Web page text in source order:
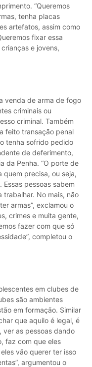
“Queremos
tenha placas
artefatos, assim como
fixar essa
e jovens,
venda de arma de fogo
criminais ou
criminal. Também
feito transação penal
tenha sofrido pedido
de deferimento,
da Penha. “O porte de
quem precisa, ou seja,
pessoas sabem
trabalhar. No mais, não
armas”, exclamou o
crimes e muita gente,
fazer com que só
completou o
em clubes de
são ambientes
em formação. Similar
que aquilo é legal, é
ver as pessoas dando
faz com que eles
vão querer ter isso
argumentou o